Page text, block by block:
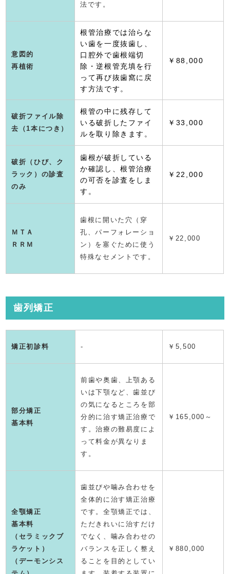
法です。
意図的
再植術
根管治療では治らな
い歯を一度抜歯し、
口腔外で歯根端切
除・逆根管充填を行
って再び抜歯窩に戻
す方法です。
￥88,000
破折ファイル除
去（1本につき）
根管の中に残存して
いる破折したファイ
ルを取り除きます。
￥33,000
破折（ひび、ク
ラック）の診査
のみ
歯根が破折している
か確認し、根管治療
の可否を診査をしま
す。
￥22,000
ＭＴＡ
ＲＲＭ
歯根に開いた穴（穿
孔、パーフォレーショ
ン）を塞ぐために使う
特殊なセメントです。
￥22,000
歯列矯正
矯正初診料 - ￥5,500
部分矯正
基本料
前歯や奥歯、上顎ある
いは下顎など、歯並び
の気になるところを部
分的に治す矯正治療で
す。治療の難易度によ
って料金が異なりま
す。
￥165,000～
全顎矯正
基本料
（セラミックブ
ラケット）
（デーモンシス
歯並びや噛み合わせを
全体的に治す矯正治療
です。全顎矯正では、
ただきれいに治すだけ
でなく、噛み合わせの
バランスを正しく整え
ることを目的としてい
￥880,000